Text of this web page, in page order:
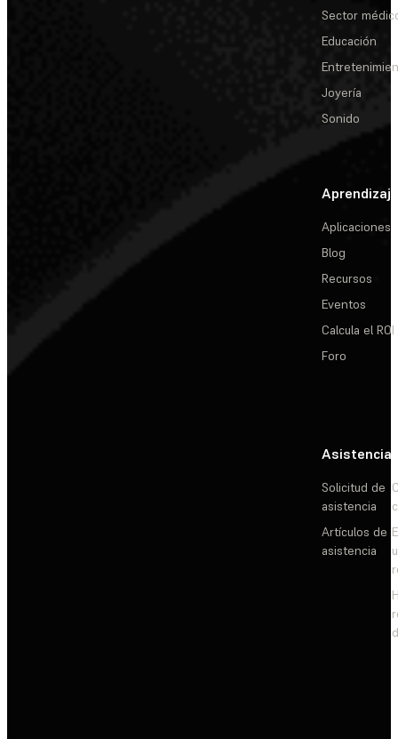
Sector
Educación
Joyería
Sonido
Aprendizaje
Aplicaciones
Blog
Recursos
Eventos
Calcula el ROI
Foro
Asistencia
Solicitud de
asistencia
Artículos de
asistencia